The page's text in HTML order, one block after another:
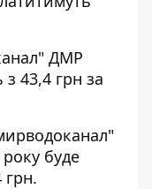
ДМР
з 43,4 грн за
буде
грн.